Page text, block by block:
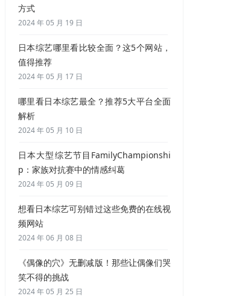
方式
2024 年 05 月 19 日
日本综艺哪里看比较全面？这5个网站，
值得推荐
2024 年 05 月 17 日
哪里看日本综艺最全？推荐5大平台全面
解析
2024 年 05 月 10 日
日本大型综艺节目FamilyChampionshi
p：家族对抗赛中的情感纠葛
2024 年 05 月 09 日
想看日本综艺可别错过这些免费的在线视
频网站
2024 年 06 月 08 日
《偶像的穴》无删减版！那些让偶像们哭
笑不得的挑战
2024 年 05 月 25 日